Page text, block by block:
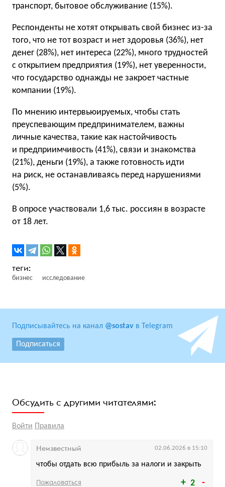
транспорт, бытовое обслуживание (15%).
Респонденты не хотят открывать свой бизнес из-за
того, что не тот возраст и нет здоровья (36%), нет
денег (28%), нет интереса (22%), много трудностей
с открытием предприятия (19%), нет уверенности,
что государство однажды не закроет частные
компании (19%).
По мнению интервьюируемых, чтобы стать
преуспевающим предпринимателем, важны
личные качества, такие как настойчивость
и предприимчивость (41%), связи и знакомства
(21%), деньги (19%), а также готовность идти
на риск, не останавливаясь перед нарушениями
(5%).
В опросе участвовали 1,6 тыс. россиян в возрасте
от 18 лет.
бизнес исследование
Подписывайтесь на канал @sostav в Telegram
Подписаться
Обсудить с другими читателями:
Войти Правила
2
чтобы отдать всю прибыль за налоги и закрыть
Неизвестный 02.06.2026 в 15:10
Пожаловаться